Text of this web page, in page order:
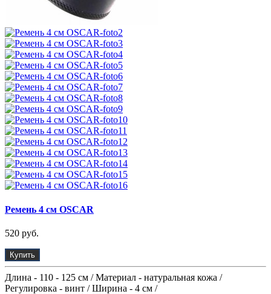
Ремень 4 см OSCAR
520 руб.
Купить
Длина - 110 - 125 см / Материал - натуральная кожа /
Регулировка - винт / Ширина - 4 см /